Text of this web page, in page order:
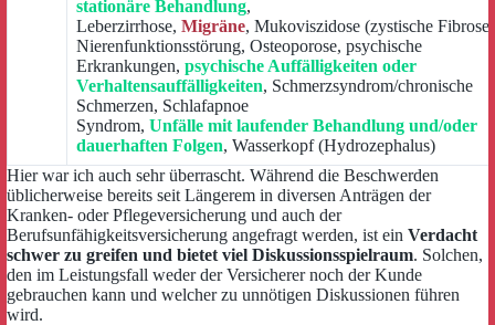
stationäre Behandlung,
Leberzirrhose, Migräne, Mukoviszidose (zystische
Nierenfunktionsstörung, Osteoporose, psychische
Erkrankungen, psychische Auffälligkeiten oder
Verhaltensauffälligkeiten, Schmerzsyndrom/chronische
Schmerzen, Schlafapnoe
Syndrom, Unfälle mit laufender Behandlung und/oder
dauerhaften Folgen, Wasserkopf (Hydrozephalus)
Hier war ich auch sehr überrascht. Während die Beschwerden
üblicherweise bereits seit Längerem in diversen Anträgen der
Kranken- oder Pflegeversicherung und auch der
Berufsunfähigkeitsversicherung angefragt werden, ist ein Verdacht
schwer zu greifen und bietet viel Diskussionsspielraum. Solchen,
den im Leistungsfall weder der Versicherer noch der Kunde
gebrauchen kann und welcher zu unnötigen Diskussionen führen
wird.